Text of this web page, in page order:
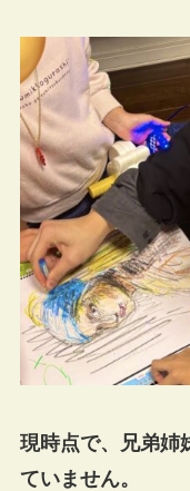
現時点で、兄弟姉
ていません。